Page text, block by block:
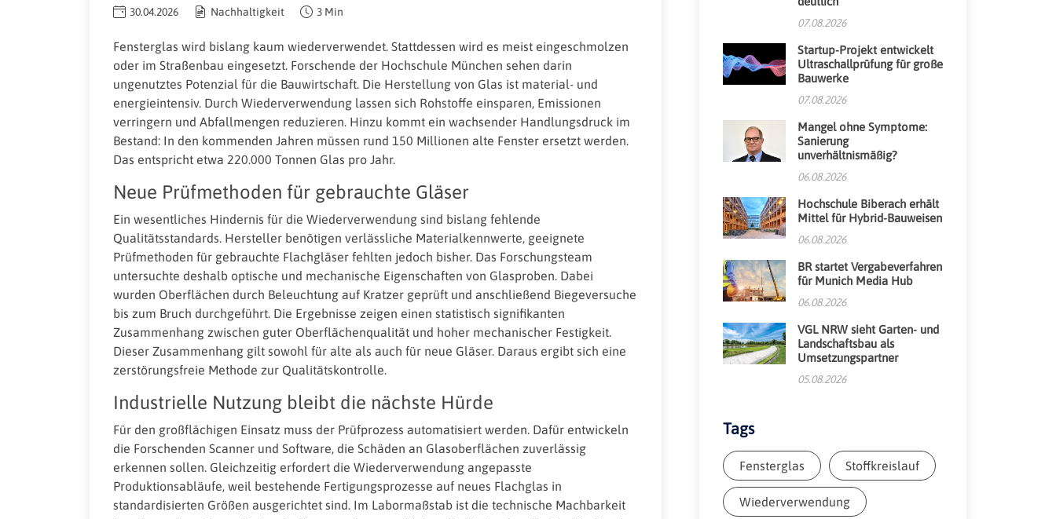
30.04.2026 Nachhaltigkeit 3 Min
Fensterglas wird bislang kaum wiederverwendet. Stattdessen wird es meist eingeschmolzen
oder im Straßenbau eingesetzt. Forschende der Hochschule München sehen darin
ungenutztes Potenzial für die Bauwirtschaft. Die Herstellung von Glas ist material- und
energieintensiv. Durch Wiederverwendung lassen sich Rohstoffe einsparen, Emissionen
verringern und Abfallmengen reduzieren. Hinzu kommt ein wachsender Handlungsdruck im
Bestand: In den kommenden Jahren müssen rund 150 Millionen alte Fenster ersetzt werden.
Das entspricht etwa 220.000 Tonnen Glas pro Jahr.
Neue Prüfmethoden für gebrauchte Gläser
Ein wesentliches Hindernis für die Wiederverwendung sind bislang fehlende
Qualitätsstandards. Hersteller benötigen verlässliche Materialkennwerte, geeignete
Prüfmethoden für gebrauchte Flachgläser fehlten jedoch bisher. Das Forschungsteam
untersuchte deshalb optische und mechanische Eigenschaften von Glasproben. Dabei
wurden Oberflächen durch Beleuchtung auf Kratzer geprüft und anschließend Biegeversuche
bis zum Bruch durchgeführt. Die Ergebnisse zeigen einen statistisch signifikanten
Zusammenhang zwischen guter Oberflächenqualität und hoher mechanischer Festigkeit.
Dieser Zusammenhang gilt sowohl für alte als auch für neue Gläser. Daraus ergibt sich eine
zerstörungsfreie Methode zur Qualitätskontrolle.
Industrielle Nutzung bleibt die nächste Hürde
Für den großflächigen Einsatz muss der Prüfprozess automatisiert werden. Dafür entwickeln
die Forschenden Scanner und Software, die Schäden an Glasoberflächen zuverlässig
erkennen sollen. Gleichzeitig erfordert die Wiederverwendung angepasste
Produktionsabläufe, weil bestehende Fertigungsprozesse auf neues Flachglas in
standardisierten Größen ausgerichtet sind. Im Labormaßstab ist die technische Machbarkeit
07.08.2026
Startup-Projekt entwickelt
Ultraschallprüfung für große
Bauwerke
07.08.2026
Mangel ohne Symptome:
Sanierung
unverhältnismäßig?
06.08.2026
Hochschule Biberach erhält
Mittel für Hybrid-Bauweisen
06.08.2026
BR startet Vergabeverfahren
für Munich Media Hub
06.08.2026
VGL NRW sieht Garten- und
Landschaftsbau als
Umsetzungspartner
05.08.2026
Tags
Fensterglas Stoffkreislauf
Wiederverwendung